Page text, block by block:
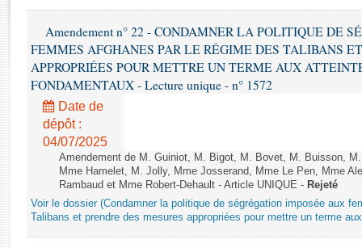
Rapports d'enquête
Rapports législatifs
Rapports sur l'application des lois
Baromètre de l’application des lois
Dossiers législatifs
Budget et sécurité sociale
Questions écrites et orales
Comptes rendus des débats
Amendement n° 22 - CONDAMNER LA POLITIQUE DE
FEMMES AFGHANES PAR LE RÉGIME DES TALIBANS
APPROPRIÉES POUR METTRE UN TERME AUX
FONDAMENTAUX - Lecture unique - n° 1572
Date de
dépôt :
04/07/2025
Amendement de M. Guiniot, M. Bigot, M. Bovet, M. Buisson,
Mme Hamelet, M. Jolly, Mme Josserand, Mme Le Pen, Mme
Rambaud et Mme Robert-Dehault - Article UNIQUE - Rejeté
Voir le dossier (Condamner la politique de ségrégation imposée aux
Talibans et prendre des mesures appropriées pour mettre un terme